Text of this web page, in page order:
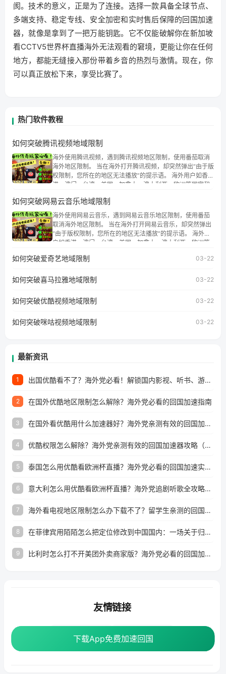
阂。技术的意义，正是为了连接。选择一款具备全球节点、
多端支持、稳定专线、安全加密和实时售后保障的回国加速
器，就像是拿到了一把万能钥匙。它不仅能破解你在新加坡
看CCTV5世界杯直播海外无法观看的窘境，更能让你在任何
地方，都能无缝接入那份带着乡音的热烈与激情。现在，你
可以真正放松下来，享受比赛了。
热门软件教程
如何突破腾讯视频地域限制
海外使用腾讯视频，遇到腾讯视频地区限制，使用番茄取消
海外地区限制。 当在海外打开腾讯视频，却突然弹出“由于版
权限制，您所在的地区无法播放”的提示语。 海外用户如香
港、澳门、台湾、美国、加拿大、澳大利亚、欧洲等国家和
权限制问题，且仅能在中国大陆地区播放。 遇到这个问题的
朋友们，使用番茄回国加速器，即可解决「海外用户收听腾
讯视频地区版权限制」的问题，无论人在香港、澳门、台
湾、美国、加拿大、澳大利亚、欧洲等国家和地区工作、留
学、定居等，都可以使用，不再因地区和版权限制所困扰。
如何突破网易云音乐地域限制
海外使用网易云音乐，遇到网易云音乐地区限制，使用番茄
取消海外地区限制。 当在海外打开网易云音乐，却突然弹出
“由于版权限制，您所在的地区无法播放”的提示语。 海外用
户如香港、澳门、台湾、美国、加拿大、澳大利亚、欧洲等
地区及版权限制问题，且仅能在中国大陆地区播放。 遇到这
户收听网易云音乐地区版权限制」的问题，无论人在香港、
工作、留学、定居等，都可以使用，不再因地区和版权限制
所困扰。
如何突破爱奇艺地域限制 03-22
如何突破喜马拉雅地域限制 03-22
如何突破优酷视频地域限制 03-22
如何突破咪咕视频地域限制 03-22
最新资讯
1 出国优酷看不了？海外党必看！解锁国内影视、听书、游戏全攻略
2 在国外优酷地区限制怎么解除？海外党必看的回国加速指南
3 在国外看优酷用什么加速器好？海外党亲测有效的回国加速方案
4 优酷权限怎么解除？海外党亲测有效的回国加速器攻略（附政务服务解决办法）
5 泰国怎么用优酷看欧洲杯直播？海外党必看的回国加速实用指南
6 意大利怎么用优酷看欧洲杯直播？海外党追剧听歌全攻略来了
7 海外看电视地区限制怎么办下载不了？留学生亲测的回国加速方案（附2026世界杯观赛技巧）
8 在菲律宾用陌陌怎么把定位修改到中国国内：一场关于归属感与连接的探索
9 比利时怎么打不开美团外卖商家版？海外党必看的回国加速全攻略
下载App免费加速回国
下载App免费加速回国
友情链接